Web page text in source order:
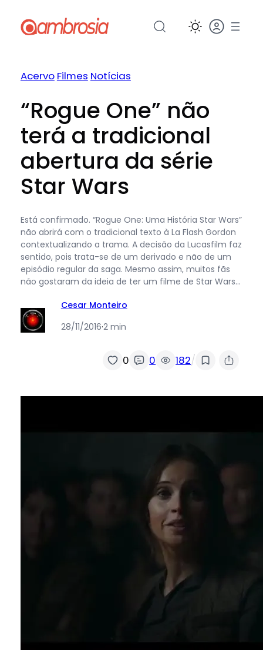
para
Acervo Filmes Notícias
“Rogue One” não
terá a tradicional
abertura da série
Star Wars
Está confirmado. “Rogue One: Uma História Star Wars”
não abrirá com o tradicional texto à La Flash Gordon
contextualizando a trama. A decisão da Lucasfilm faz
sentido, pois trata-se de um derivado e não de um
episódio regular da saga. Mesmo assim, muitos fãs
não gostaram da ideia de ter um filme de Star Wars…
Cesar Monteiro
28/11/2016·2 min
0 0 182/